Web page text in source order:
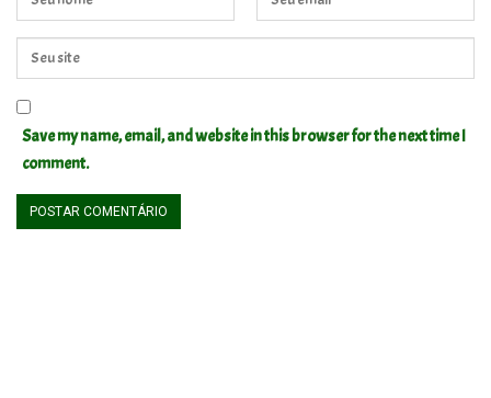
Save my name, email, and website in this browser for the next time I
comment.